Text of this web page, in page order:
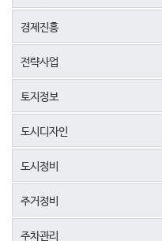
경제진흥
전략사업
토지정보
도시디자인
도시정비
주거정비
주차관리